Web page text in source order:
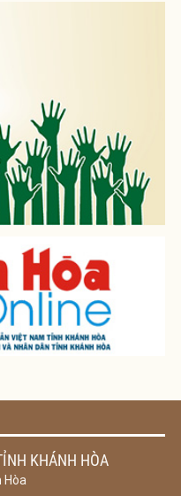
KHÁNH HÒA
Hòa